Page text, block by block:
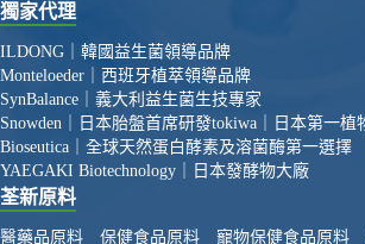
獨家代理
ILDONG｜韓國益生菌領導品牌
Monteloeder｜西班牙植萃領導品牌
SynBalance｜義大利益生菌生技專家
Snowden｜日本胎盤首席研發tokiwa｜日本第一植
Bioseutica｜全球天然蛋白酵素及溶菌酶第一選擇
YAEGAKI Biotechnology｜日本發酵物大廠
荃新原料
醫藥品原料 保健食品原料 寵物保健食品原料